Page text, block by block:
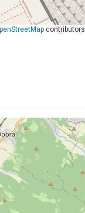
contributors